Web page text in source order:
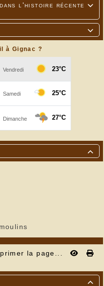

l'histoire récente

à Gignac ?

la page...
